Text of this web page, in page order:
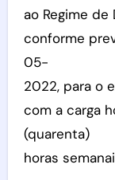
ao Regime de
conforme
05-
2022, para o
com a carga
(quarenta)
horas